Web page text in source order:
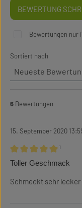
BEWERTUNG
Bewertungen nur
Sortiert nach
6 Bewertungen
15. September 2020
Bewertung mit 5 von 5
¹
Toller Geschmack
Schmeckt sehr